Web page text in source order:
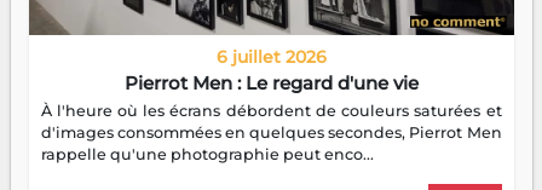
6 juillet 2026
Pierrot Men : Le regard d'une vie
À l'heure où les écrans débordent de couleurs saturées et
d'images consommées en quelques secondes, Pierrot Men
rappelle qu'une photographie peut enco...